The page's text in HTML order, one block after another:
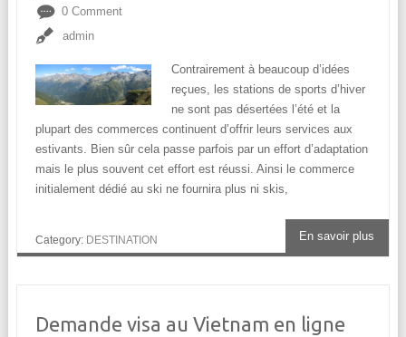
0 Comment
admin
Contrairement à beaucoup d’idées
reçues, les stations de sports d’hiver
ne sont pas désertées l’été et la
plupart des commerces continuent d’offrir leurs services aux
estivants. Bien sûr cela passe parfois par un effort d’adaptation
mais le plus souvent cet effort est réussi. Ainsi le commerce
initialement dédié au ski ne fournira plus ni skis,
Category: DESTINATION En savoir plus
Demande visa au Vietnam en ligne